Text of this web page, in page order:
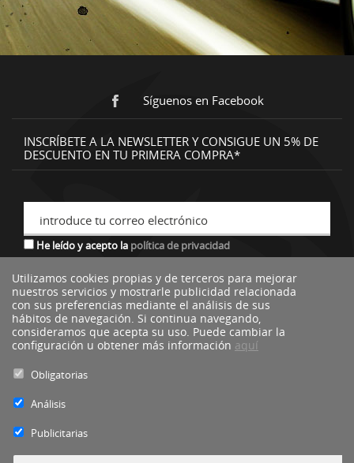
Síguenos en Facebook
INSCRÍBETE A LA NEWSLETTER Y CONSIGUE UN 5% DE
DESCUENTO EN TU PRIMERA COMPRA*
introduce tu correo electrónico
He leído y acepto la política de privacidad
*descuento no acumulable a otras ofertas o promociones.
Utilizamos cookies propias y de terceros para mejorar
nuestros servicios y mostrarle publicidad relacionada
con sus preferencias mediante el análisis de sus
hábitos de navegación. Si continua navegando,
consideramos que acepta su uso. Puede cambiar la
configuración u obtener más información aquí
Obligatorias
Análisis
Publicitarias